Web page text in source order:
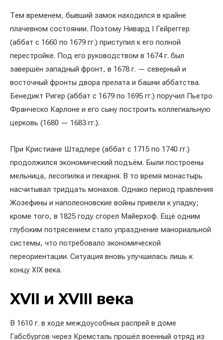
Тем временем, бывший замок находился в крайне
плачевном состоянии. Поэтому Нивард I Гейреггер
(аббат с 1660 по 1679 гг.) приступил к его полной
перестройке. Под его руководством в 1674 г. был
завершён западный фронт, в 1678 г. — северный и
восточный фронты двора прелата и башни аббатства.
Бенедикт Ригер (аббат с 1679 по 1695 гг.) поручил Пьетро
Франческо Карлоне и его сыну построить коллегиальную
церковь (1680 — 1683 гг.).
При Кристиане Штадлере (аббат с 1715 по 1740 гг.)
продолжился экономический подъём. Были построены
мельница, лесопилка и пекарня. В то время монастырь
насчитывал тридцать монахов. Однако период правления
Жозефины и наполеоновские войны привели к упадку;
кроме того, в 1825 году сгорел Майерхоф. Ещё одним
глубоким потрясением стало упразднение манориальной
системы, что потребовало экономической
переориентации. Ситуация вновь улучшилась лишь к
концу XIX века.
XVII и XVIII века
В 1610 г. в ходе междоусобных распрей в доме
Габсбургов через Кремсталь прошёл военный отряд из